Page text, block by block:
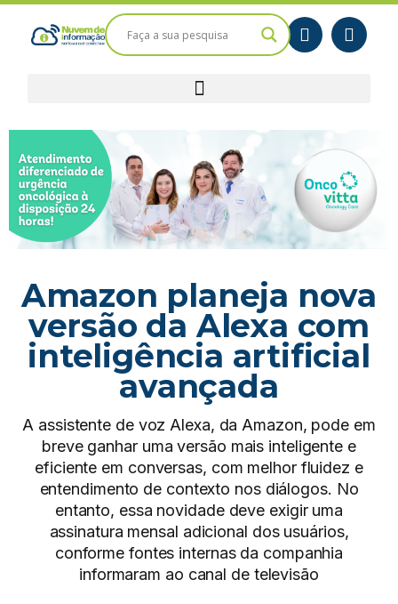
Amazon planeja nova
versão da Alexa com
inteligência artificial
avançada
A assistente de voz Alexa, da Amazon, pode em
breve ganhar uma versão mais inteligente e
eficiente em conversas, com melhor fluidez e
entendimento de contexto nos diálogos. No
entanto, essa novidade deve exigir uma
assinatura mensal adicional dos usuários,
conforme fontes internas da companhia
informaram ao canal de televisão